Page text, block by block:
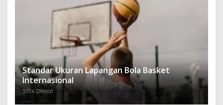
Standar Ukuran Lapangan Bola Basket
Internasional
5156 Dilihat